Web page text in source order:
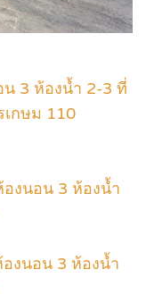
3 ห้องน้ำ 2-3 ที่
เกษม 110
งนอน 3 ห้องน้ำ
งนอน 3 ห้องน้ำ